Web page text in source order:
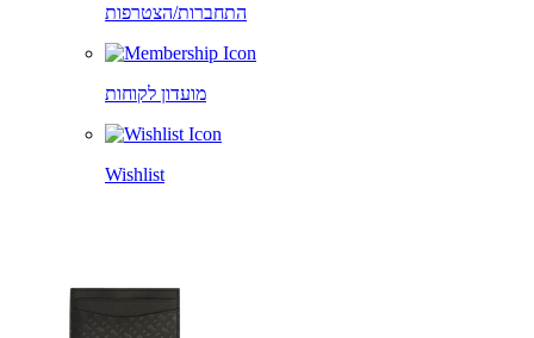
התחברות/הצטרפות
מועדון לקוחות
Wishlist